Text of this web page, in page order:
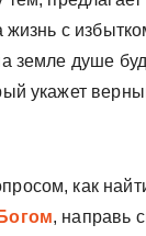
жизнь с
земле душе
укажет
как
, направь